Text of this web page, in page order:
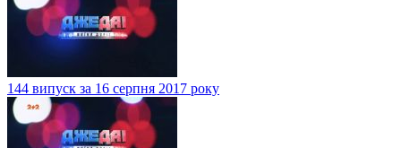
144 випуск за 16 серпня 2017 року